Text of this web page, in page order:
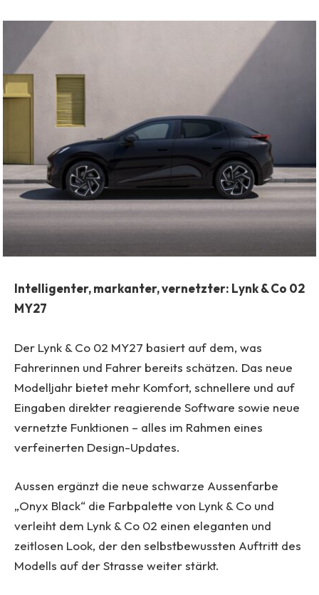
Intelligenter, markanter, vernetzter: Lynk & Co 02
MY27
Der Lynk & Co 02 MY27 basiert auf dem, was
Fahrerinnen und Fahrer bereits schätzen. Das neue
Modelljahr bietet mehr Komfort, schnellere und auf
Eingaben direkter reagierende Software sowie neue
vernetzte Funktionen – alles im Rahmen eines
verfeinerten Design-Updates.
Aussen ergänzt die neue schwarze Aussenfarbe
„Onyx Black“ die Farbpalette von Lynk & Co und
verleiht dem Lynk & Co 02 einen eleganten und
zeitlosen Look, der den selbstbewussten Auftritt des
Modells auf der Strasse weiter stärkt.